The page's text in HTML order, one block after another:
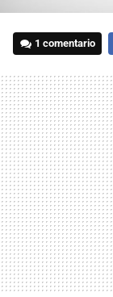
1 comentario